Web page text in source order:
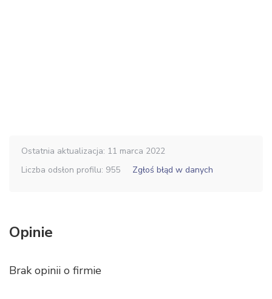
Ostatnia aktualizacja: 11 marca 2022
Liczba odsłon profilu: 955
Zgłoś błąd w danych
Opinie
Brak opinii o firmie